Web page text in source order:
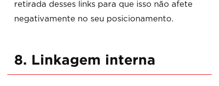
retirada desses links para que isso não afete
negativamente no seu posicionamento.
8. Linkagem interna